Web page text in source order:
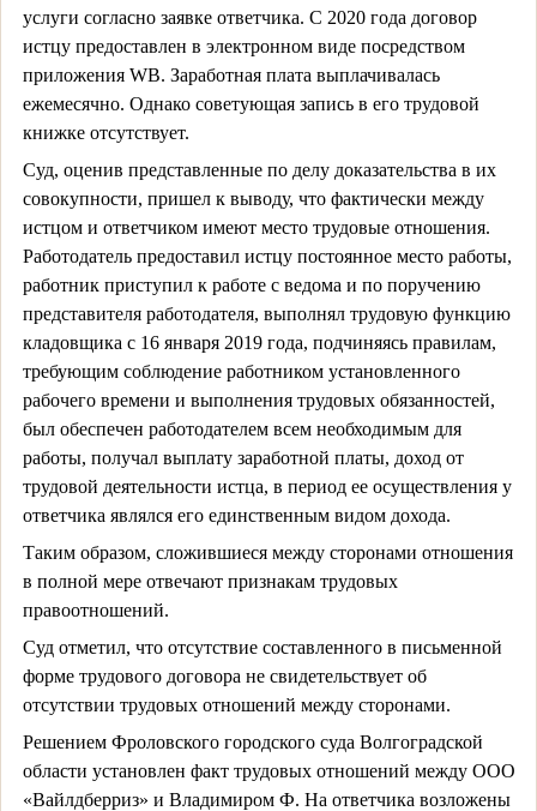
услуги согласно заявке ответчика. С 2020 года договор
истцу предоставлен в электронном виде посредством
приложения WB. Заработная плата выплачивалась
ежемесячно. Однако советующая запись в его трудовой
книжке отсутствует.
Суд, оценив представленные по делу доказательства в их
совокупности, пришел к выводу, что фактически между
истцом и ответчиком имеют место трудовые отношения.
Работодатель предоставил истцу постоянное место работы,
работник приступил к работе с ведома и по поручению
представителя работодателя, выполнял трудовую функцию
кладовщика с 16 января 2019 года, подчиняясь правилам,
требующим соблюдение работником установленного
рабочего времени и выполнения трудовых обязанностей,
был обеспечен работодателем всем необходимым для
работы, получал выплату заработной платы, доход от
трудовой деятельности истца, в период ее осуществления у
ответчика являлся его единственным видом дохода.
Таким образом, сложившиеся между сторонами отношения
в полной мере отвечают признакам трудовых
правоотношений.
Суд отметил, что отсутствие составленного в письменной
форме трудового договора не свидетельствует об
отсутствии трудовых отношений между сторонами.
Решением Фроловского городского суда Волгоградской
области установлен факт трудовых отношений между ООО
«Вайлдберриз» и Владимиром Ф. На ответчика возложены